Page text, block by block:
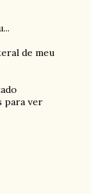
de meu
para ver